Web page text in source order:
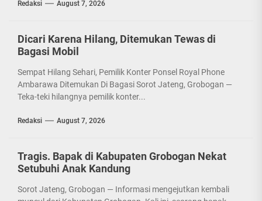
Redaksi August 7, 2026
Dicari Karena Hilang, Ditemukan Tewas di
Bagasi Mobil
Sempat Hilang Sehari, Pemilik Konter Ponsel Royal Phone
Ambarawa Ditemukan Di Bagasi Sorot Jateng, Grobogan —
Teka-teki hilangnya pemilik konter...
Redaksi August 7, 2026
Tragis. Bapak di Kabupaten Grobogan Nekat
Setubuhi Anak Kandung
Sorot Jateng, Grobogan — Informasi mengejutkan kembali